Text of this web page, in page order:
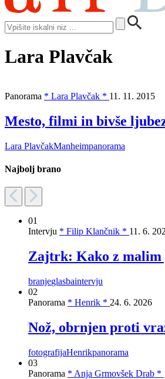
Lara Plavčak
Panorama * Lara Plavčak * 11. 11. 2015
Mesto, filmi in bivše
Lara PlavčakManheimpanorama
Najbolj brano
01
Intervju * Filip Klančnik * 11. 6.
Zajtrk: Kako z malim
branjeglasbaintervju
02
Panorama * Henrik * 24. 6. 2026
Nož, obrnjen proti
fotografijaHenrikpanorama
03
Panorama * Anja Grmovšek Drab *